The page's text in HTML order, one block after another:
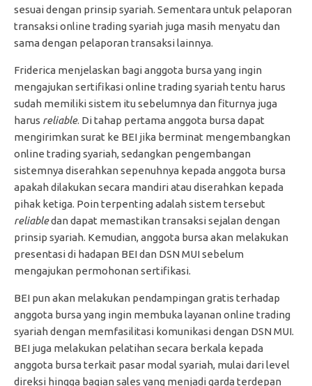
sesuai dengan prinsip syariah. Sementara untuk pelaporan
transaksi online trading syariah juga masih menyatu dan
sama dengan pelaporan transaksi lainnya.
Friderica menjelaskan bagi anggota bursa yang ingin
mengajukan sertifikasi online trading syariah tentu harus
sudah memiliki sistem itu sebelumnya dan fiturnya juga
harus reliable. Di tahap pertama anggota bursa dapat
mengirimkan surat ke BEI jika berminat mengembangkan
online trading syariah, sedangkan pengembangan
sistemnya diserahkan sepenuhnya kepada anggota bursa
apakah dilakukan secara mandiri atau diserahkan kepada
pihak ketiga. Poin terpenting adalah sistem tersebut
reliabledan dapat memastikan transaksi sejalan dengan
prinsip syariah. Kemudian, anggota bursa akan melakukan
presentasi di hadapan BEI dan DSN MUI sebelum
mengajukan permohonan sertifikasi.
BEI pun akan melakukan pendampingan gratis terhadap
anggota bursa yang ingin membuka layanan online trading
syariah dengan memfasilitasi komunikasi dengan DSN MUI.
BEI juga melakukan pelatihan secara berkala kepada
anggota bursa terkait pasar modal syariah, mulai dari level
direksi hingga bagian sales yang menjadi garda terdepan